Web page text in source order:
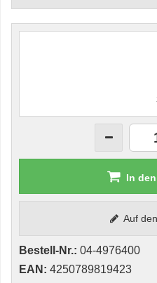
In
Auf
Bestell-Nr.: 04-4976400
EAN: 4250789819423